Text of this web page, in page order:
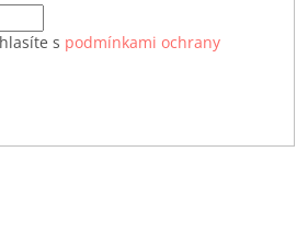
s podmínkami ochrany